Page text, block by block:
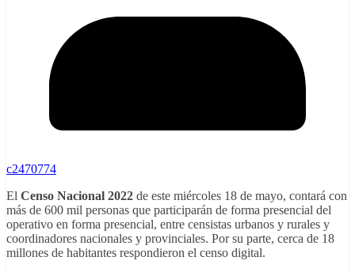
c2470774
El Censo Nacional 2022 de este miércoles 18 de mayo, contará con
más de 600 mil personas que participarán de forma presencial del
operativo en forma presencial, entre censistas urbanos y rurales y
coordinadores nacionales y provinciales. Por su parte, cerca de 18
millones de habitantes respondieron el censo digital.